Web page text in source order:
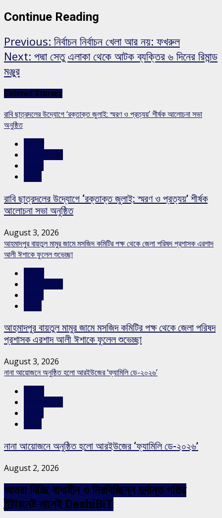
Continue Reading
Previous: নির্বাচন নির্বাচন খেলা আর নয়: ফখরুল
Next: পদ্মা সেতু এলাকা থেকে আটক ব্যক্তির ৬ দিনের রিমান্ড
মঞ্জুর
Related Stories
রাবি ছাত্রদলের উদ্যোগে ‘রক্তাক্ত জুলাই: স্মরণ ও প্রত্যয়’ শীর্ষক আলোচনা সভা
অনুষ্ঠিত
রাবি ছাত্রদলের উদ্যোগে ‘রক্তাক্ত জুলাই: স্মরণ ও প্রত্যয়’ শীর্ষক
আলোচনা সভা অনুষ্ঠিত
August 3, 2026
আহমাদপুর বায়তুল মামুর জামে মসজিদ কমিটির পক্ষ থেকে জেলা পরিষদ প্রশাসক এরশাদ
আলী ঈশাকে ফুলেল শুভেচ্ছা
আহমাদপুর বায়তুল মামুর জামে মসজিদ কমিটির পক্ষ থেকে জেলা পরিষদ
প্রশাসক এরশাদ আলী ঈশাকে ফুলেল শুভেচ্ছা
August 3, 2026
নানা আয়োজনে অনুষ্ঠিত হলো আরইউজের ‘ফ্যামিলি ডে-২০২৬’
নানা আয়োজনে অনুষ্ঠিত হলো আরইউজের ‘ফ্যামিলি ডে-২০২৬’
August 2, 2026
আমরা দিচ্ছি বাধাহীন ও নিরবিচ্ছিন্ন দুর্দান্ত গতির
ইন্টারনেট মানেই DeshiBiT